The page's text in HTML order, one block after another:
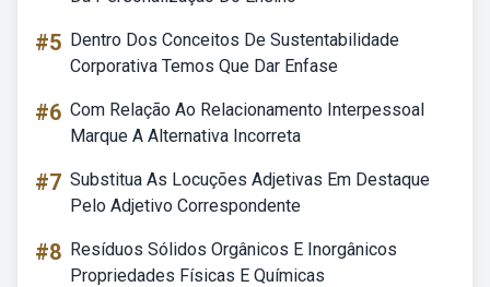
#5 Dentro Dos Conceitos De Sustentabilidade
Corporativa Temos Que Dar Enfase
#6 Com Relação Ao Relacionamento Interpessoal
Marque A Alternativa Incorreta
#7 Substitua As Locuções Adjetivas Em Destaque
Pelo Adjetivo Correspondente
#8 Resíduos Sólidos Orgânicos E Inorgânicos
Propriedades Físicas E Químicas